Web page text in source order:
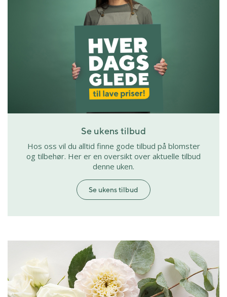
Se ukens tilbud
Hos oss vil du alltid finne gode tilbud på blomster
og tilbehør. Her er en oversikt over aktuelle tilbud
denne uken.
Se ukens tilbud